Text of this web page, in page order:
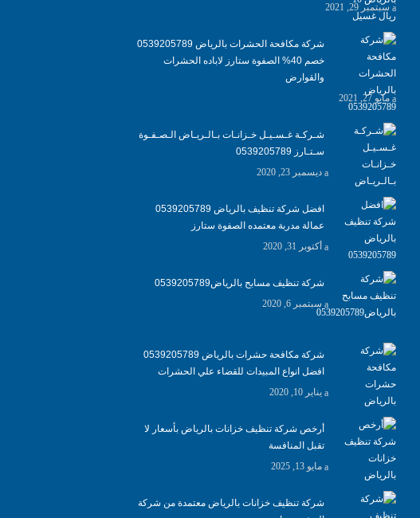
سبتمبر 29, 2021
شركة مكافحة الحشرات بالرياض 0539205789
خصم 40% الصفوة ستارز لاباده الحشرات
والقوارض
مايو 27, 2021
شـركـة غـسـيـل خـزانـات بـالـريـاض الـصـفـوة
سـتـارز 0539205789
ديسمبر 23, 2020
افضل شركة تنظيف بالرياض 0539205789
عمالة مدربة معتمده الصفوة ستارز
أكتوبر 31, 2020
شركة تنظيف مسابح بالرياض0539205789
سبتمبر 6, 2020
شركة مكافحة حشرات بالرياض 0539205789
افضل انواع المبيدات للقضاء علي الحشرات
يناير 10, 2020
أرخص شركة تنظيف خزانات بالرياض بأسعار لا
تقبل المنافسة
مايو 13, 2025
شركة تنظيف خزانات بالرياض معتمدة من شركة